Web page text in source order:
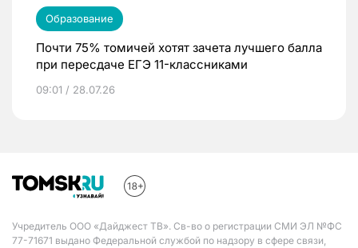
Образование
Почти 75% томичей хотят зачета лучшего балла
при пересдаче ЕГЭ 11-классниками
09:01 / 28.07.26
Учредитель ООО «Дайджест ТВ». Св-во о регистрации СМИ ЭЛ №ФС
77-71671 выдано Федеральной службой по надзору в сфере связи,